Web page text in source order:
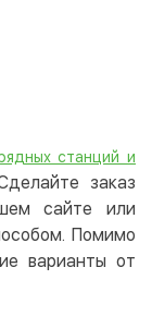
станций и
заказ
сайте или
Помимо
варианты от